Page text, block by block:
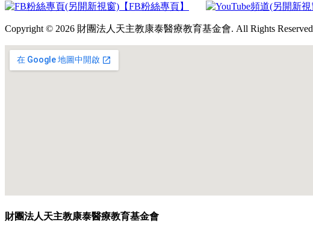
【FB粉絲專頁】
Copyright © 2026 財團法人天主教康泰醫療教育基金會. All Rights Reserved
財團法人天主教康泰醫療教育基金會